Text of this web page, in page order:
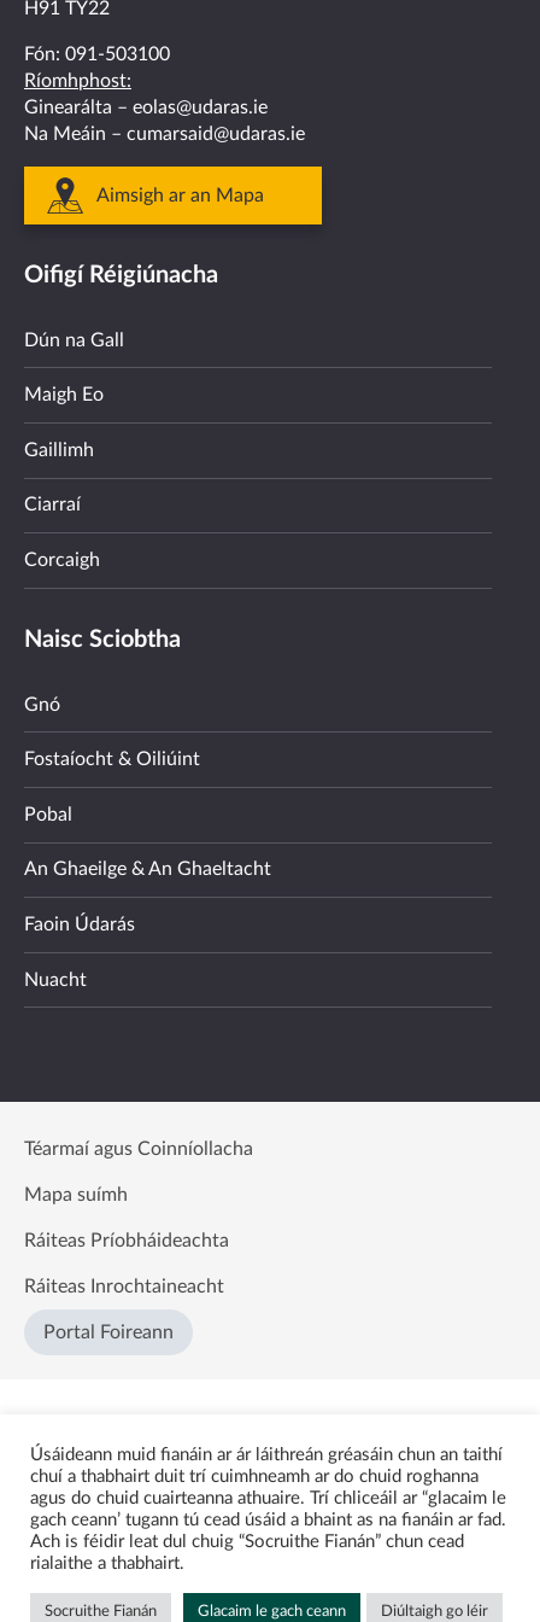
H91 TY22
Fón: 091-503100
Ríomhphost:
Ginearálta – eolas@udaras.ie
Na Meáin – cumarsaid@udaras.ie
Aimsigh ar an Mapa
Oifigí Réigiúnacha
Dún na Gall
Maigh Eo
Gaillimh
Ciarraí
Corcaigh
Naisc Sciobtha
Gnó
Fostaíocht & Oiliúint
Pobal
An Ghaeilge & An Ghaeltacht
Faoin Údarás
Nuacht
Téarmaí agus Coinníollacha
Mapa suímh
Ráiteas Príobháideachta
Ráiteas Inrochtaineacht
Portal Foireann
Úsáideann muid fianáin ar ár láithreán gréasáin chun an taithí
chuí a thabhairt duit trí cuimhneamh ar do chuid roghanna
agus do chuid cuairteanna athuaire. Trí chliceáil ar “glacaim le
gach ceann’ tugann tú cead úsáid a bhaint as na fianáin ar fad.
Ach is féidir leat dul chuig “Socruithe Fianán” chun cead
rialaithe a thabhairt.
Socruithe Fianán Glacaim le gach ceann Diúltaigh go léir